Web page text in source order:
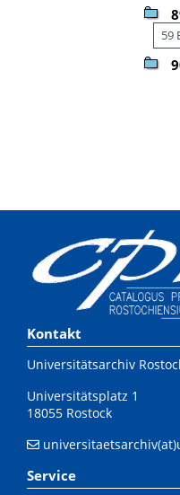
59
Kontakt
Universitätsarchiv
Universitätsplatz 1
18055 Rostock
Service